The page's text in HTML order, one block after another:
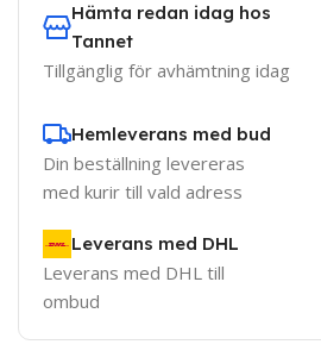
Hämta redan idag hos
Tannet
Tillgänglig för avhämtning idag
Hemleverans med bud
Din beställning levereras
med kurir till vald adress
Leverans med DHL
Leverans med DHL till
ombud